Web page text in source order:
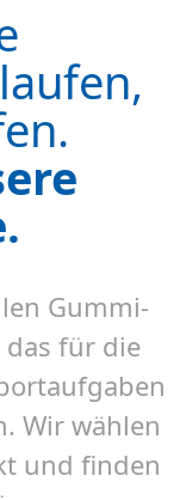
Gummi-
für die
Wir wählen
und finden